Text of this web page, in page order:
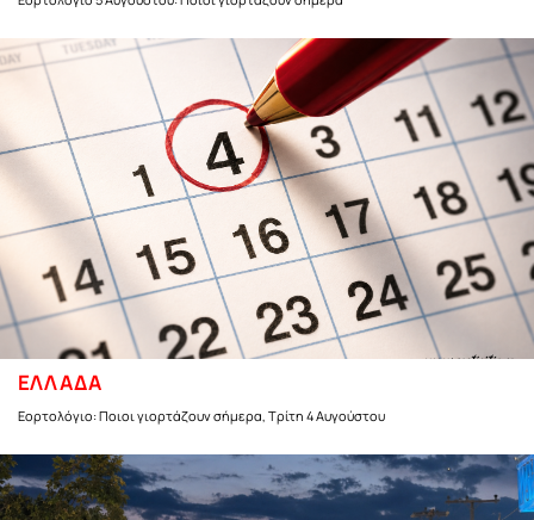
ΕΛΛΑΔΑ
Εορτολόγιο: Ποιοι γιορτάζουν σήμερα, Τρίτη 4 Αυγούστου